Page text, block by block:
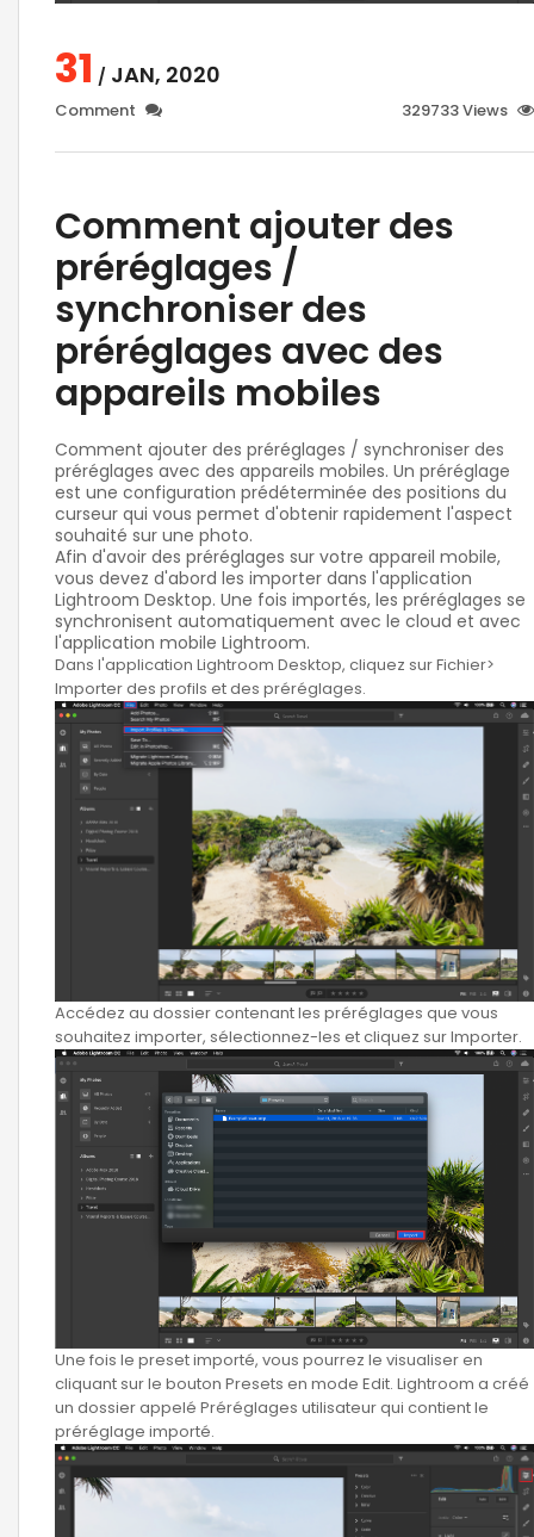
31 / JAN, 2020
Comment 329733 Views
Comment ajouter des
préréglages /
synchroniser des
préréglages avec des
appareils mobiles
Comment ajouter des préréglages / synchroniser des
préréglages avec des appareils mobiles. Un préréglage
est une configuration prédéterminée des positions du
curseur qui vous permet d'obtenir rapidement l'aspect
souhaité sur une photo.
Afin d'avoir des préréglages sur votre appareil mobile,
vous devez d'abord les importer dans l'application
Lightroom Desktop. Une fois importés, les préréglages se
synchronisent automatiquement avec le cloud et avec
l'application mobile Lightroom.
Dans l'application Lightroom Desktop, cliquez sur Fichier>
Importer des profils et des préréglages.
Accédez au dossier contenant les préréglages que vous
souhaitez importer, sélectionnez-les et cliquez sur Importer.
Une fois le preset importé, vous pourrez le visualiser en
cliquant sur le bouton Presets en mode Edit. Lightroom a créé
un dossier appelé Préréglages utilisateur qui contient le
préréglage importé.